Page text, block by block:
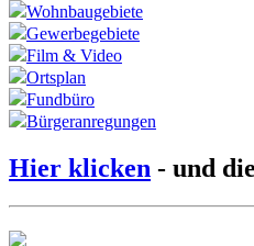
Wohnbaugebiete
Gewerbegebiete
Film & Video
Ortsplan
Fundbüro
Bürgeranregungen
Hier klicken - und